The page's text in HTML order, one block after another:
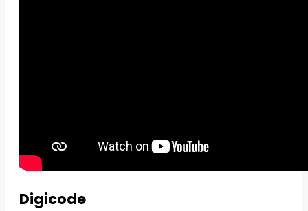
Digicode